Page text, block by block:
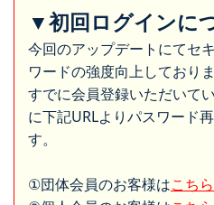
▼初回ログインに
今回のアップデートにてセ
ワードの強度向上しておりま
すでに会員登録いただいて
に下記URLよりパスワード
す。
①団体会員のお客様はこちら